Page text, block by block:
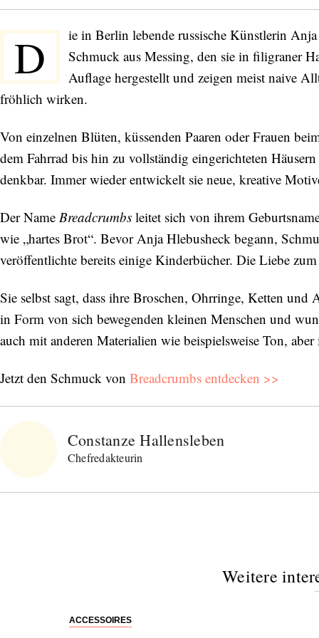
D
ie in Berlin lebende russische Künstlerin
Schmuck aus Messing, den sie in filigraner
Auflage hergestellt und zeigen meist naive
fröhlich wirken.
Von einzelnen Blüten, küssenden Paaren oder Frauen
dem Fahrrad bis hin zu vollständig eingerichteten
denkbar. Immer wieder entwickelt sie neue, kreative
Der Name Breadcrumbs leitet sich von ihrem
wie „hartes Brot“. Bevor Anja Hlebusheck begann,
veröffentlichte bereits einige Kinderbücher. Die Liebe
Sie selbst sagt, dass ihre Broschen, Ohrringe, Ketten
in Form von sich bewegenden kleinen Menschen und
auch mit anderen Materialien wie beispielsweise Ton,
Jetzt den Schmuck von Breadcrumbs entdecken >>
Constanze Hallensleben
Chefredakteurin
Weitere
ACCESSOIRES